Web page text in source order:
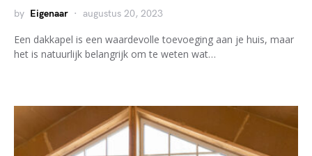
by Eigenaar augustus 20, 2023
Een dakkapel is een waardevolle toevoeging aan je huis, maar
het is natuurlijk belangrijk om te weten wat…